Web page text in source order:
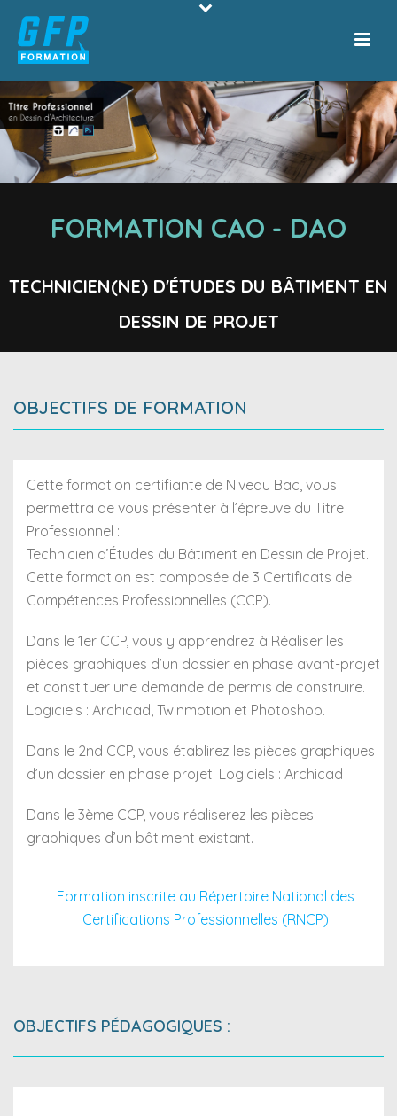
FORMATION CAO - DAO
TECHNICIEN(NE) D'ÉTUDES DU BÂTIMENT EN
DESSIN DE PROJET
OBJECTIFS DE FORMATION
Cette formation certifiante de Niveau Bac, vous
permettra de vous présenter à l’épreuve du Titre
Professionnel :
Technicien d’Études du Bâtiment en Dessin de Projet.
Cette formation est composée de 3 Certificats de
Compétences Professionnelles (CCP).
Dans le 1er CCP, vous y apprendrez à Réaliser les
pièces graphiques d’un dossier en phase avant-projet
et constituer une demande de permis de construire.
Logiciels : Archicad, Twinmotion et Photoshop.
Dans le 2nd CCP, vous établirez les pièces graphiques
d’un dossier en phase projet. Logiciels : Archicad
Dans le 3ème CCP, vous réaliserez les pièces
graphiques d’un bâtiment existant.
Formation inscrite au Répertoire National des
Certifications Professionnelles (RNCP)
OBJECTIFS PÉDAGOGIQUES :